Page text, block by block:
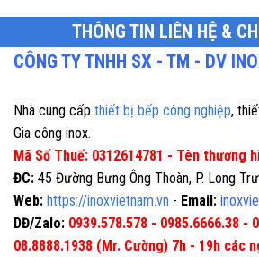
THÔNG TIN LIÊN HỆ &
CÔNG TY TNHH SX - TM - DV
Nhà cung cấp thiết bị bếp công nghiệp,
Gia công inox.
Mã Số Thuế: 0312614781 - Tên thương
ĐC: 45 Đường Bưng Ông Thoàn, P. Long
Web: https://inoxvietnam.vn - Email:
DĐ/Zalo: 0939.578.578 - 0985.6666.38 -
08.8888.1938 (Mr. Cường) 7h - 19h các